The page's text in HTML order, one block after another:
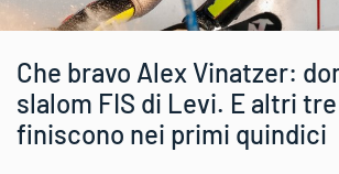
Che bravo Alex Vinatzer:
slalom FIS di Levi. E altri
finiscono nei primi quindici